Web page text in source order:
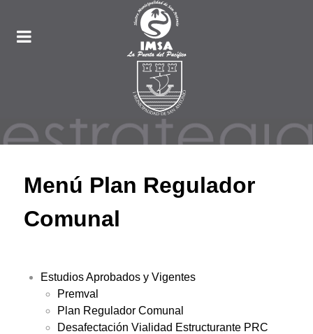
Menú Plan Regulador
Comunal
Estudios Aprobados y Vigentes
Premval
Plan Regulador Comunal
Desafectación Vialidad Estructurante PRC